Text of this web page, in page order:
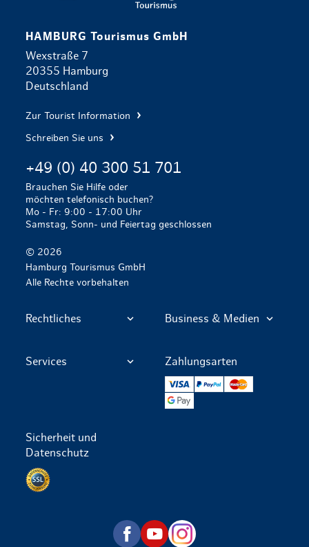
HAMBURG Tourismus GmbH
Wexstraße 7
20355 Hamburg
Deutschland
Zur Tourist Information
Schreiben Sie uns
+49 (0) 40 300 51 701
Brauchen Sie Hilfe oder
möchten telefonisch buchen?
Mo - Fr: 9:00 - 17:00 Uhr
Samstag, Sonn- und Feiertag geschlossen
© 2026
Hamburg Tourismus GmbH
Alle Rechte vorbehalten
Rechtliches Business & Medien
Services Zahlungsarten
VISA PayPal
Sicherheit und
Datenschutz